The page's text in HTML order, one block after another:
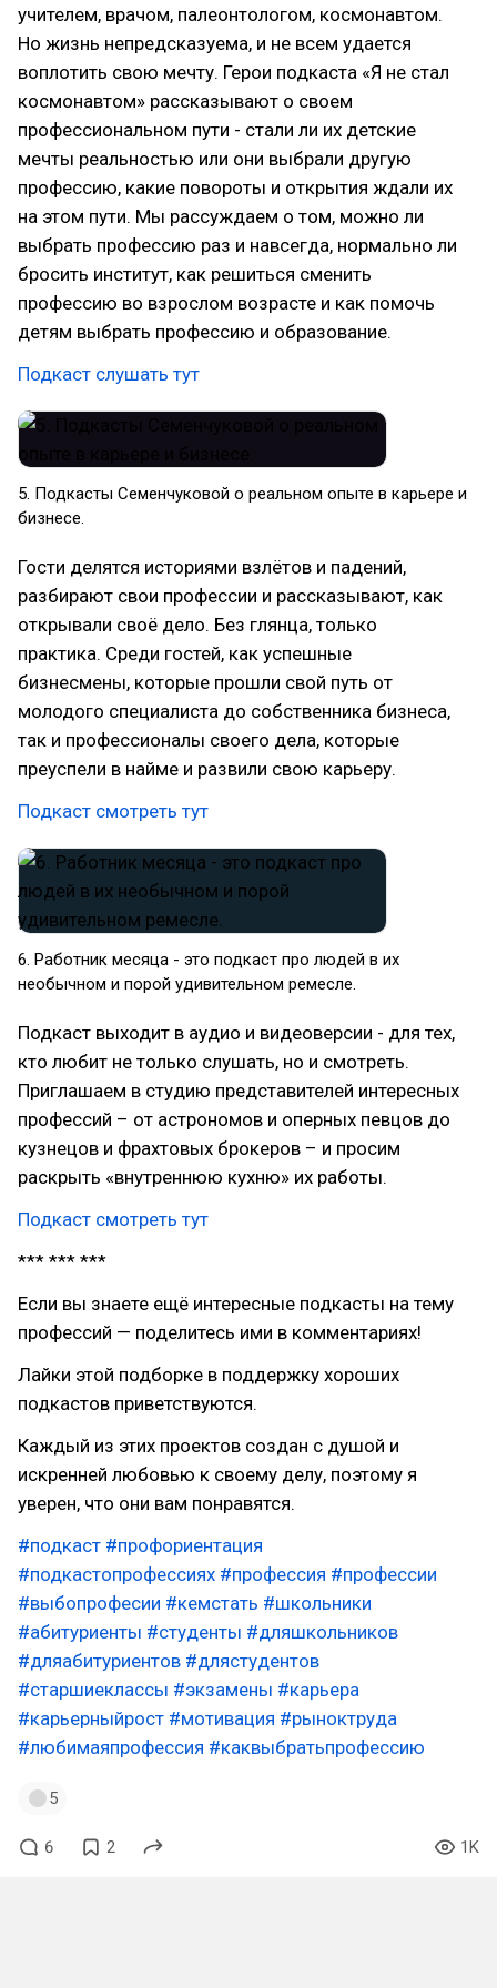
учителем, врачом, палеонтологом, космонавтом.
Но жизнь непредсказуема, и не всем удается
воплотить свою мечту. Герои подкаста «Я не стал
космонавтом» рассказывают о своем
профессиональном пути - стали ли их детские
мечты реальностью или они выбрали другую
профессию, какие повороты и открытия ждали их
на этом пути. Мы рассуждаем о том, можно ли
выбрать профессию раз и навсегда, нормально ли
бросить институт, как решиться сменить
профессию во взрослом возрасте и как помочь
детям выбрать профессию и образование.
Подкаст слушать тут
5. Подкасты Семенчуковой о реальном опыте в карьере и
бизнесе.
Гости делятся историями взлётов и падений,
разбирают свои профессии и рассказывают, как
открывали своё дело. Без глянца, только
практика. Среди гостей, как успешные
бизнесмены, которые прошли свой путь от
молодого специалиста до собственника бизнеса,
так и профессионалы своего дела, которые
преуспели в найме и развили свою карьеру.
Подкаст смотреть тут
6. Работник месяца - это подкаст про людей в их
необычном и порой удивительном ремесле.
Подкаст выходит в аудио и видеоверсии - для тех,
кто любит не только слушать, но и смотреть.
Приглашаем в студию представителей интересных
профессий – от астрономов и оперных певцов до
кузнецов и фрахтовых брокеров – и просим
раскрыть «внутреннюю кухню» их работы.
Подкаст смотреть тут
*** *** ***
Если вы знаете ещё интересные подкасты на тему
профессий — поделитесь ими в комментариях!
Лайки этой подборке в поддержку хороших
подкастов приветствуются.
Каждый из этих проектов создан с душой и
искренней любовью к своему делу, поэтому я
уверен, что они вам понравятся.
#подкаст #профориентация
#подкастопрофессиях #профессия #профессии
#выбопрофесии #кемстать #школьники
#абитуриенты #студенты #дляшкольников
#дляабитуриентов #длястудентов
#старшиеклассы #экзамены #карьера
#карьерныйрост #мотивация #рыноктруда
#любимаяпрофессия #каквыбратьпрофессию
5
6 2 1K